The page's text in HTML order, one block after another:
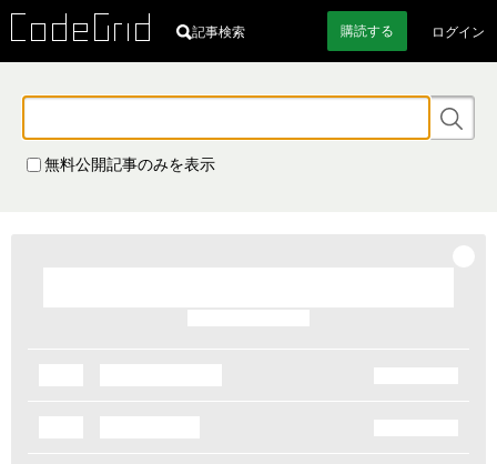
記事検索 購読する ログイン
索
キ
無料公開記事のみを表示